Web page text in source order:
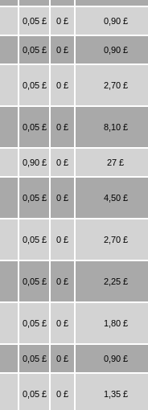
0,05 £ 0 £ 0,90 £
0,05 £ 0 £ 0,90 £
0,05 £ 0 £ 2,70 £
0,05 £ 0 £ 8,10 £
0,90 £ 0 £ 27 £
0,05 £ 0 £ 4,50 £
0,05 £ 0 £ 2,70 £
0,05 £ 0 £ 2,25 £
0,05 £ 0 £ 1,80 £
0,05 £ 0 £ 0,90 £
0,05 £ 0 £ 1,35 £